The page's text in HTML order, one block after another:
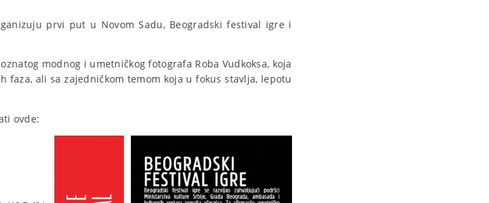
prvi put u Novom Sadu, Beogradski festival igre i
modnog i umetničkog fotografa Roba Vudkoksa, koja
ali sa zajedničkom temom koja u fokus stavlja, lepotu
ovde: